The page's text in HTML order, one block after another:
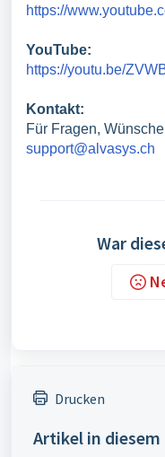
https://
YouTube:
https://youtu.be/
Kontakt:
Für Fragen,
support@alvasys.ch
War
Drucken
Artikel in diesem